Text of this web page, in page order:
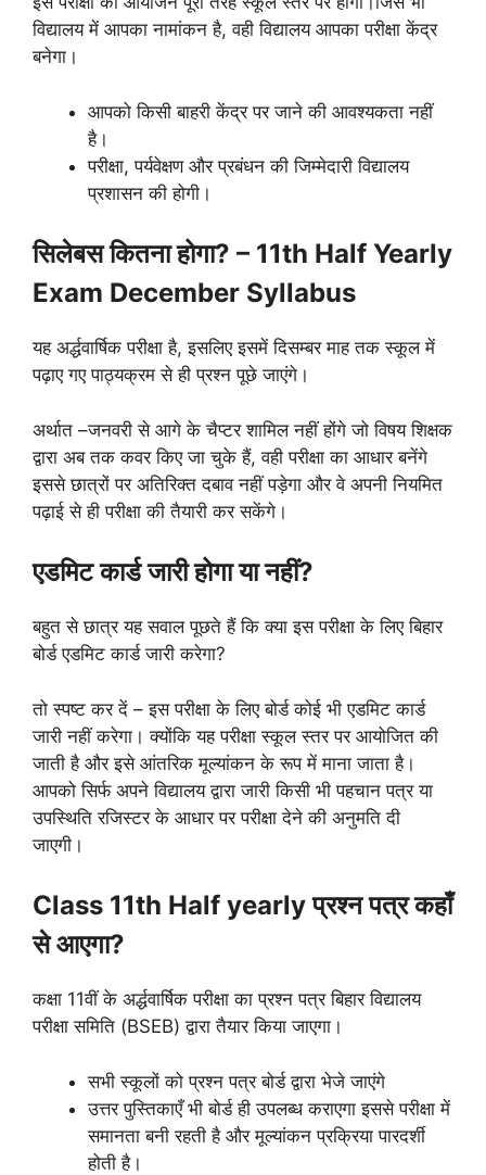
विद्यालय में आपका नामांकन है, वही विद्यालय आपका परीक्षा केंद्र
बनेगा।
आपको किसी बाहरी केंद्र पर जाने की आवश्यकता नहीं
है।
परीक्षा, पर्यवेक्षण और प्रबंधन की जिम्मेदारी विद्यालय
प्रशासन की होगी।
सिलेबस कितना होगा? – 11th Half Yearly
Exam December Syllabus
यह अर्द्धवार्षिक परीक्षा है, इसलिए इसमें दिसम्बर माह तक स्कूल में
पढ़ाए गए पाठ्यक्रम से ही प्रश्न पूछे जाएंगे।
अर्थात –जनवरी से आगे के चैप्टर शामिल नहीं होंगे जो विषय शिक्षक
द्वारा अब तक कवर किए जा चुके हैं, वही परीक्षा का आधार बनेंगे
इससे छात्रों पर अतिरिक्त दबाव नहीं पड़ेगा और वे अपनी नियमित
पढ़ाई से ही परीक्षा की तैयारी कर सकेंगे।
एडमिट कार्ड जारी होगा या नहीं?
बहुत से छात्र यह सवाल पूछते हैं कि क्या इस परीक्षा के लिए बिहार
बोर्ड एडमिट कार्ड जारी करेगा?
तो स्पष्ट कर दें – इस परीक्षा के लिए बोर्ड कोई भी एडमिट कार्ड
जारी नहीं करेगा। क्योंकि यह परीक्षा स्कूल स्तर पर आयोजित की
जाती है और इसे आंतरिक मूल्यांकन के रूप में माना जाता है।
आपको सिर्फ अपने विद्यालय द्वारा जारी किसी भी पहचान पत्र या
उपस्थिति रजिस्टर के आधार पर परीक्षा देने की अनुमति दी
जाएगी।
Class 11th Half yearly प्रश्न पत्र कहाँ
से आएगा?
कक्षा 11वीं के अर्द्धवार्षिक परीक्षा का प्रश्न पत्र बिहार विद्यालय
परीक्षा समिति (BSEB) द्वारा तैयार किया जाएगा।
सभी स्कूलों को प्रश्न पत्र बोर्ड द्वारा भेजे जाएंगे
उत्तर पुस्तिकाएँ भी बोर्ड ही उपलब्ध कराएगा इससे परीक्षा में
समानता बनी रहती है और मूल्यांकन प्रक्रिया पारदर्शी
होती है।